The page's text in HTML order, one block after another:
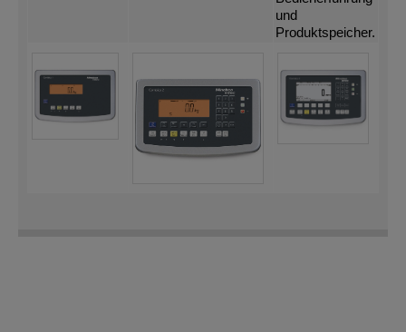
und
Produktspeicher.